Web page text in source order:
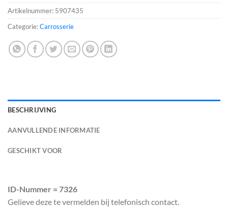
Artikelnummer: 5907435
Categorie:Carrosserie
BESCHRIJVING
AANVULLENDE INFORMATIE
GESCHIKT VOOR
ID-Nummer = 7326
Gelieve deze te vermelden bij telefonisch contact.